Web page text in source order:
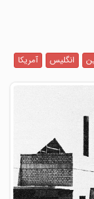
انگلیس آمریکا